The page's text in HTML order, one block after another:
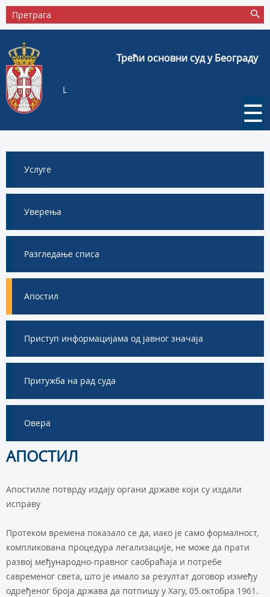
Трећи основни суд у Београду
L
☰
Услуге
Уверења
Разгледање списа
Апостил
Приступ информацијама од јавног значаја
Притужба на рад суда
Овера
АПОСТИЛ
Апостилле потврду издају органи државе који су издали
исправу
Протеком времена показало се да, иако је само формалност,
компликована процедура легализације, не може да прати
развој међународно-правног саобраћаја и потребе
савременог света, што је имало за резултат договор између
одређеног броја држава да потпишу у Хагу, 05.октобра 1961.